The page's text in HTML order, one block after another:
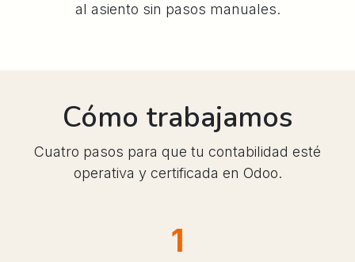
al asiento sin pasos manuales.
Cómo trabajamos
Cuatro pasos para que tu contabilidad esté
operativa y certificada en Odoo.
1